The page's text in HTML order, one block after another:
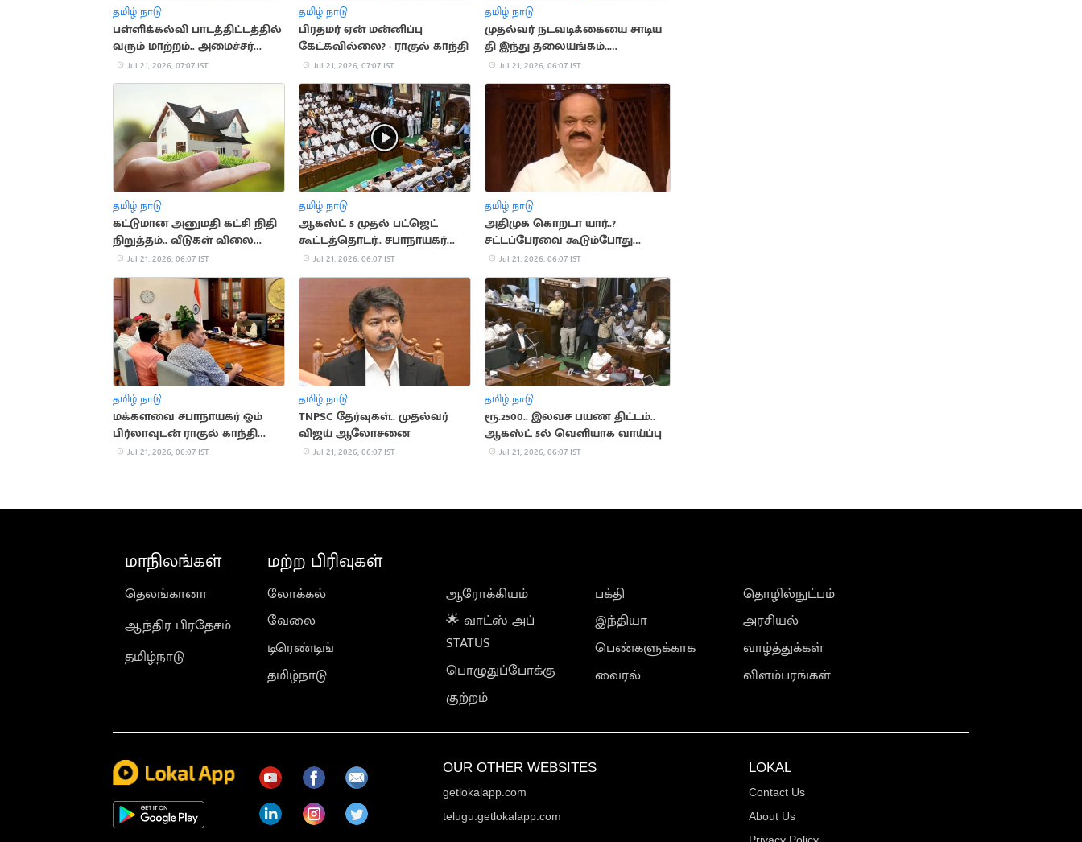
தமிழ் நாடு
பள்ளிக்கல்வி பாடத்திட்டத்தில்
வரும் மாற்றம்.. அமைச்சர்
ராஜ்மோகன் ஆலோசனை
Jul 21, 2026, 07:07 IST
தமிழ் நாடு
பிரதமர் ஏன் மன்னிப்பு
கேட்கவில்லை? - ராகுல் காந்தி
Jul 21, 2026, 07:07 IST
தமிழ் நாடு
முதல்வர் நடவடிக்கையை சாடிய
தி இந்து தலையங்கம்..
மு.க.ஸ்டாலின்
Jul 21, 2026, 06:07 IST
தமிழ் நாடு
கட்டுமான அனுமதி கட்சி நிதி
நிறுத்தம்.. வீடுகள் விலை
குறைகிறது
Jul 21, 2026, 06:07 IST
தமிழ் நாடு
ஆகஸ்ட் 5 முதல் பட்ஜெட்
கூட்டத்தொடர்.. சபாநாயகர்
அறிவிப்பு
Jul 21, 2026, 06:07 IST
தமிழ் நாடு
அதிமுக கொறடா யார்..?
சட்டப்பேரவை கூடும்போது
அறிவிப்பு
Jul 21, 2026, 06:07 IST
தமிழ் நாடு
மக்களவை சபாநாயகர் ஓம்
பிர்லாவுடன் ராகுல் காந்தி
சந்திப்பு
Jul 21, 2026, 06:07 IST
தமிழ் நாடு
TNPSC தேர்வுகள்.. முதல்வர்
விஜய் ஆலோசனை
Jul 21, 2026, 06:07 IST
தமிழ் நாடு
ரூ.2500.. இலவச பயண திட்டம்..
ஆகஸ்ட் 5ல் வெளியாக வாய்ப்பு
Jul 21, 2026, 06:07 IST
மாநிலங்கள்
தெலங்கானா
ஆந்திர பிரதேசம்
தமிழ்நாடு
மற்ற பிரிவுகள்
லோக்கல்
வேலை
டிரெண்டிங்
தமிழ்நாடு
ஆரோக்கியம்
🌟 வாட்ஸ் அப்
STATUS
பொழுதுப்போக்கு
குற்றம்
பக்தி
இந்தியா
பெண்களுக்காக
வைரல்
தொழில்நுட்பம்
அரசியல்
வாழ்த்துக்கள்
விளம்பரங்கள்
OUR OTHER WEBSITES
getlokalapp.com
telugu.getlokalapp.com
LOKAL
Contact Us
About Us